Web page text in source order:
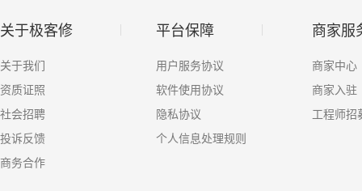
关于极客修
关于我们
资质证照
社会招聘
投诉反馈
商务合作
平台保障
用户服务协议
软件使用协议
隐私协议
个人信息处理规则
商家服
商家中心
商家入驻
工程师招